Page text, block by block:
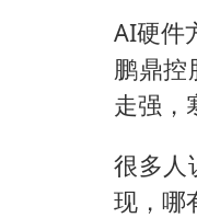
AI硬件
鹏鼎控
走强，
很多人
现，哪